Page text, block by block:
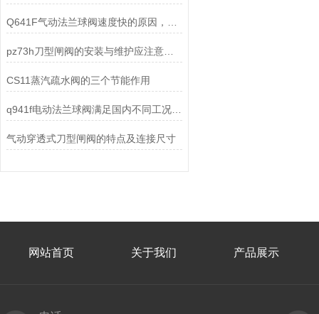
pz73h刀型闸阀的安装与维护应注意以下事项
CS11蒸汽疏水阀的三个节能作用
q941f电动法兰球阀满足国内不同工况的需求
气动穿透式刀型闸阀的特点及连接尺寸
网站首页 关于我们 产品展示